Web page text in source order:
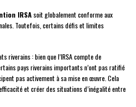
IRSAsoit globalement conforme aux
Toutefois, certains défis et limites
riverains : bien que l’IRSA compte de
pays riverains importants n’ont pas ratifié
pas activement à sa mise en œuvre. Cela
et créer des situations d’inégalité entre